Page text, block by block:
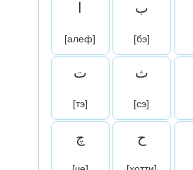
ا
[алеф]
ب
[бэ]
ت
[тэ]
ث
[сэ]
چ ح